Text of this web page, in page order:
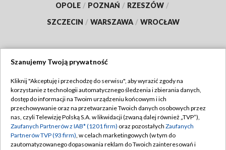
OPOLE / POZNAŃ / RZESZÓW /
SZCZECIN / WARSZAWA / WROCŁAW
TVP
Abonament TVP
Emisja w TVP
Centrum informacji TVP
Regulamin TVP
Polityka prywatności
Moje zgody
Szanujemy Twoją prywatność
Kliknij "Akceptuję i przechodzę do serwisu", aby wyrazić zgody na
korzystanie z technologii automatycznego śledzenia i zbierania danych,
dostęp do informacji na Twoim urządzeniu końcowym i ich
przechowywanie oraz na przetwarzanie Twoich danych osobowych przez
nas, czyli Telewizję Polską S.A. w likwidacji (zwaną dalej również „TVP”),
Zaufanych Partnerów z IAB* (1201 firm) oraz pozostałych Zaufanych
Partnerów TVP (93 firm), w celach marketingowych (w tym do
zautomatyzowanego dopasowania reklam do Twoich zainteresowań i